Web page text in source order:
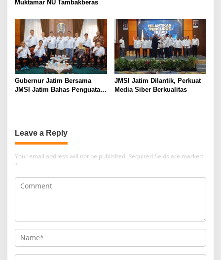
Muktamar NU Tambakberas
Gubernur Jatim Bersama
JMSI Jatim Bahas Penguatan
JMSI Jatim Dilantik, Perkuat
Media Siber Berkualitas
Leave a Reply
Your email address will not be published. Required fields are marked
*